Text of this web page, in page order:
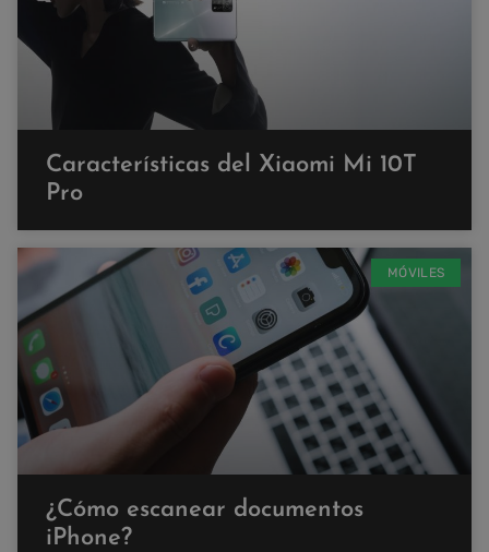
Características del Xiaomi Mi 10T
Pro
MÓVILES
¿Cómo escanear documentos
iPhone?